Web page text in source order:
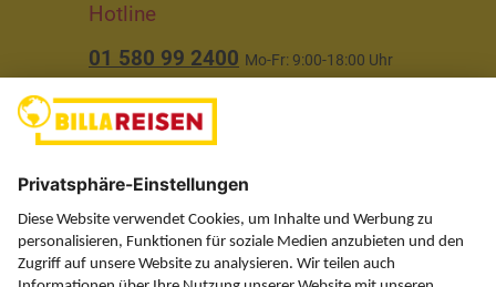
Hotline
01 580 99 2400 Mo-Fr: 9:00-18:00 Uhr
Über uns
Service
Information